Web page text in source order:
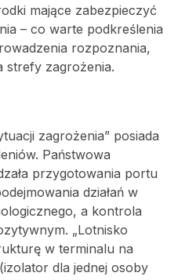
mające zabezpieczyć
– co warte podkreślenia
rozpoznania,
strefy zagrożenia.
zagrożenia” posiada
Państwowa
przygotowania portu
działań w
a kontrola
„Lotnisko
w terminalu na
dla jednej osoby